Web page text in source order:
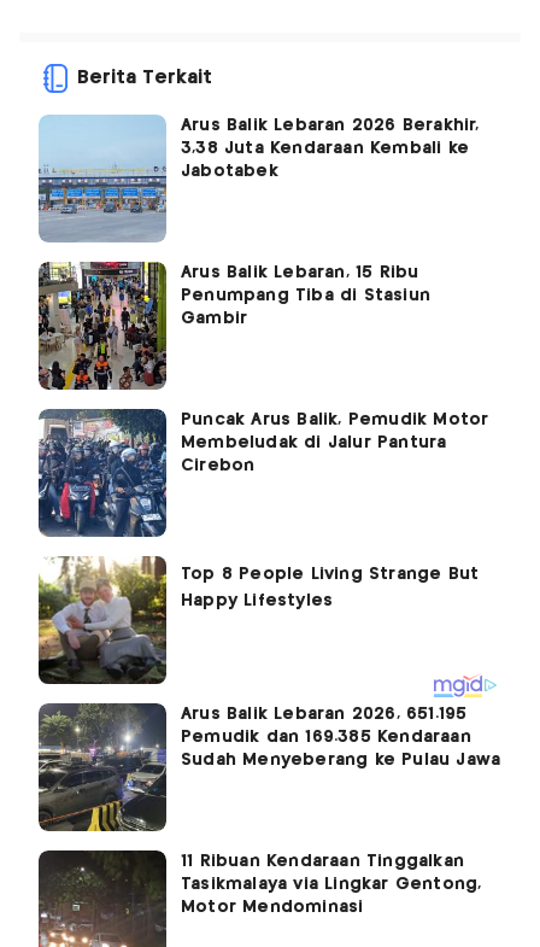
Berita Terkait
Arus Balik Lebaran 2026 Berakhir,
3,38 Juta Kendaraan Kembali ke
Jabotabek
Arus Balik Lebaran, 15 Ribu
Penumpang Tiba di Stasiun
Gambir
Puncak Arus Balik, Pemudik Motor
Membeludak di Jalur Pantura
Cirebon
Arus Balik Lebaran 2026, 651.195
Pemudik dan 169.385 Kendaraan
Sudah Menyeberang ke Pulau Jawa
11 Ribuan Kendaraan Tinggalkan
Tasikmalaya via Lingkar Gentong,
Motor Mendominasi